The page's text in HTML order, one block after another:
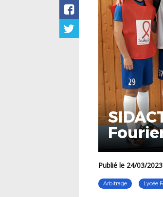
Publié le 24/03/2023
Arbitrage Lycée